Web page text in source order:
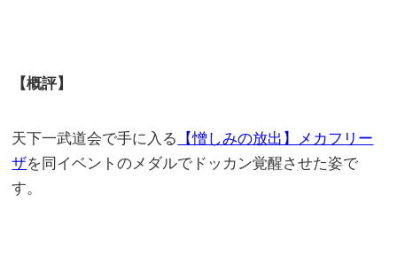
【概評】
天下一武道会で手に入る
【憎しみの放出】メカフリー
ザを同イベントのメダルでドッカン覚醒させた姿で
す。